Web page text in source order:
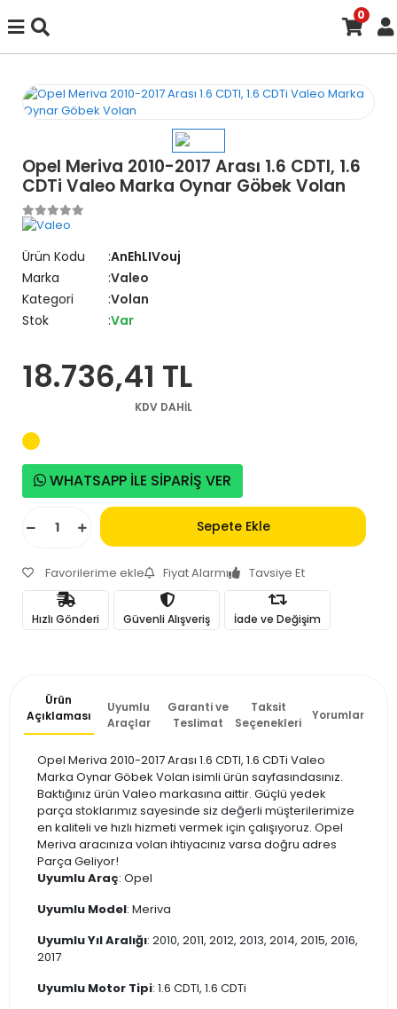
0
Opel Meriva 2010-2017 Arası 1.6 CDTI, 1.6
CDTi Valeo Marka Oynar Göbek Volan
Ürün Kodu
AnEhLIVouj
Marka
Valeo
Kategori
Volan
Stok
Var
18.736,41 TL
KDV DAHİL
WHATSAPP İLE SİPARİŞ VER
Sepete Ekle
Favorilerime ekle Fiyat Alarmı Tavsiye Et
Hızlı Gönderi Güvenli Alışveriş İade ve Değişim
Ürün
Açıklaması
Uyumlu
Araçlar
Garanti ve
Teslimat
Taksit
Seçenekleri
Yorumlar
Opel Meriva 2010-2017 Arası 1.6 CDTI, 1.6 CDTi Valeo
Marka Oynar Göbek Volan isimli ürün sayfasındasınız.
Baktığınız ürün Valeo markasına aittir. Güçlü yedek
parça stoklarımız sayesinde siz değerli müşterilerimize
en kaliteli ve hızlı hizmeti vermek için çalışıyoruz. Opel
Meriva aracınıza volan ihtiyacınız varsa doğru adres
Parça Geliyor!
Uyumlu Araç: Opel
Uyumlu Model: Meriva
Uyumlu Yıl Aralığı: 2010, 2011, 2012, 2013, 2014, 2015, 2016,
2017
Uyumlu Motor Tipi: 1.6 CDTI, 1.6 CDTi